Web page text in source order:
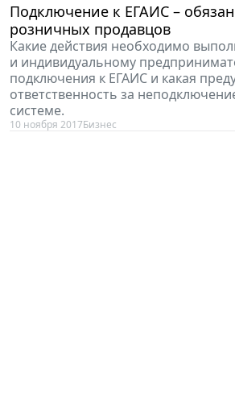
Подключение к ЕГАИС –
розничных продавцов
Какие действия необходимо
и индивидуальному
подключения к ЕГАИС и какая
ответственность за
системе.
10 ноября 2017Бизнес